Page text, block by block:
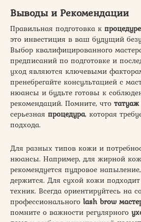
Выводы и Рекомендации
Правильная подготовка к
это инвестиция в ваш будущий
Выбор квалифицированного
предписаний по подготовке и
уход являются ключевыми
пренебрегайте консультацией с
нюансы и будьте готовы к
рекомендаций. Помните, что
серьезная процедура, которая
подхода.
Для разных типов кожи и
нюансы. Например, для жирной
рекомендуется пудровое
держится. Для сухой кожи
техник. Всегда ориентируйтесь на
профессионального lash brow
помните о важности регулярного